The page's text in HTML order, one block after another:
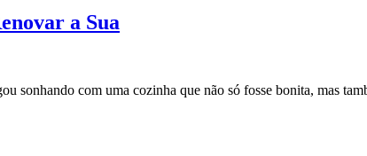
a Sua
sonhando com uma cozinha que não só fosse bonita, mas